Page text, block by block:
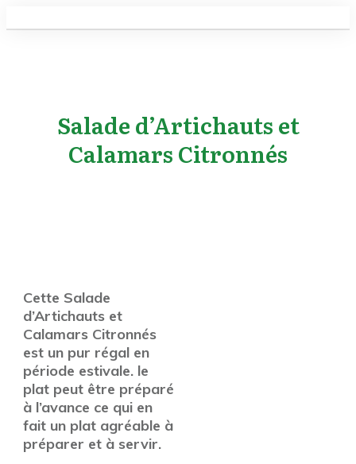
Salade d’Artichauts et
Calamars Citronnés
Cette Salade
d’Artichauts et
Calamars Citronnés
est un pur régal en
période estivale. le
plat peut être préparé
à l’avance ce qui en
fait un plat agréable à
préparer et à servir.